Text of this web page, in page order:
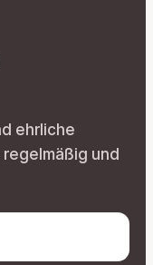
ehrliche
regelmäßig und